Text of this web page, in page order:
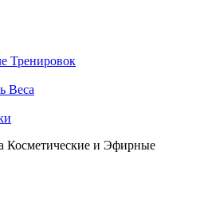
Тренировок
Веса
Косметические и Эфирные